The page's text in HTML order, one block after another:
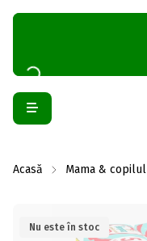
Acasă Mama & copilul
Nu este în stoc